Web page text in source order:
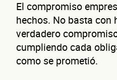
El compromiso
hechos. No basta con
verdadero
cumpliendo cada
como se prometió.